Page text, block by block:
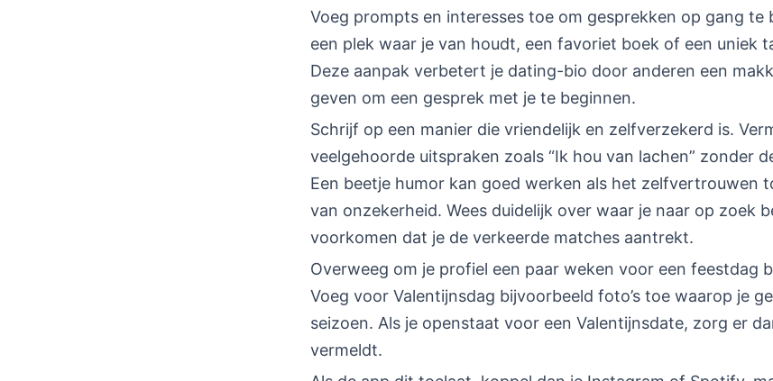
Voeg prompts en interesses toe om gesprekken op gang te
een plek waar je van houdt, een favoriet boek of een uniek
Deze aanpak verbetert je dating-bio door anderen een
geven om een gesprek met je te beginnen.
Schrijf op een manier die vriendelijk en zelfverzekerd is.
veelgehoorde uitspraken zoals “Ik hou van lachen” zonder
Een beetje humor kan goed werken als het zelfvertrouwen
van onzekerheid. Wees duidelijk over waar je naar op zoek
voorkomen dat je de verkeerde matches aantrekt.
Overweeg om je profiel een paar weken voor een feestdag
Voeg voor Valentijnsdag bijvoorbeeld foto’s toe waarop je
seizoen. Als je openstaat voor een Valentijnsdate, zorg er
vermeldt.